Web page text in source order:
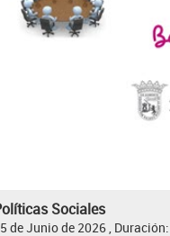
Sociales
de Junio de 2026 , Duración: